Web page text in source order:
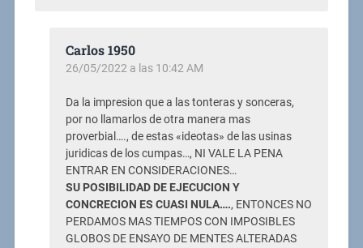
Carlos 1950
26/05/2022 a las 10:42 AM
Da la impresion que a las tonteras y sonceras,
por no llamarlos de otra manera mas
proverbial…., de estas «ideotas» de las usinas
juridicas de los cumpas…, NI VALE LA PENA
ENTRAR EN CONSIDERACIONES…
SU POSIBILIDAD DE EJECUCION Y
CONCRECION ES CUASI NULA…., ENTONCES NO
PERDAMOS MAS TIEMPOS CON IMPOSIBLES
GLOBOS DE ENSAYO DE MENTES ALTERADAS